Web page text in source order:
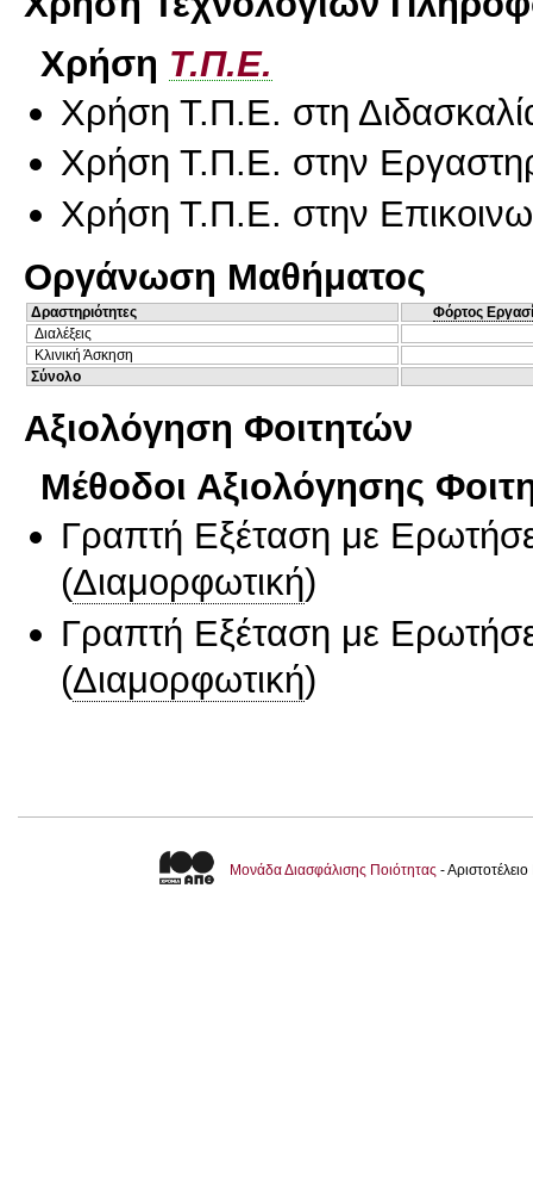
Χρήση Τ.Π.Ε.
Χρήση Τ.Π.Ε. στη
Χρήση Τ.Π.Ε. στην
Χρήση Τ.Π.Ε. στην
Οργάνωση Μαθήματος
Δραστηριότητες
Φόρτος
Διαλέξεις
Κλινική Άσκηση
Σύνολο
Αξιολόγηση Φοιτητών
Μέθοδοι Αξιολόγησης
Γραπτή Εξέταση με
(Διαμορφωτική)
Γραπτή Εξέταση με
(Διαμορφωτική)
Μονάδα Διασφάλισης Ποιότητας -